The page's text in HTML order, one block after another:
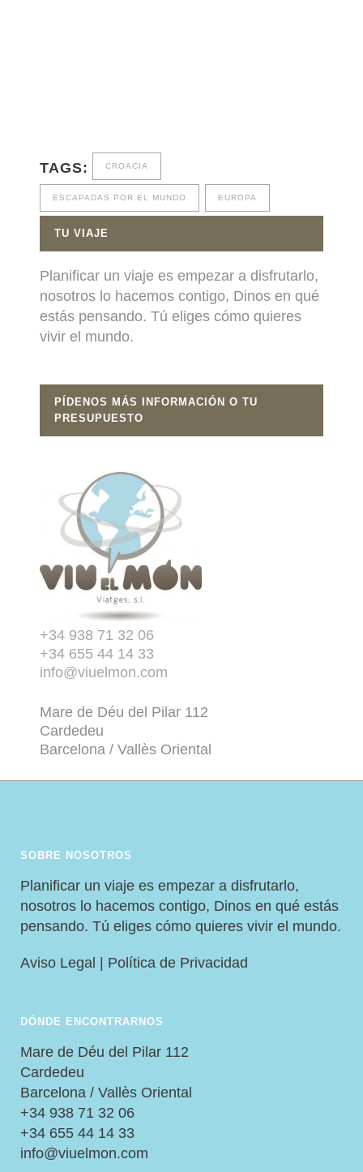
TAGS: CROACIA
ESCAPADAS POR EL MUNDO EUROPA
TU VIAJE
Planificar un viaje es empezar a disfrutarlo,
nosotros lo hacemos contigo, Dinos en qué
estás pensando. Tú eliges cómo quieres
vivir el mundo.
PÍDENOS MÁS INFORMACIÓN O TU
PRESUPUESTO
+34 938 71 32 06
+34 655 44 14 33
info@viuelmon.com
Mare de Déu del Pilar 112
Cardedeu
Barcelona / Vallès Oriental
SOBRE NOSOTROS
Planificar un viaje es empezar a disfrutarlo,
nosotros lo hacemos contigo, Dinos en qué estás
pensando. Tú eliges cómo quieres vivir el mundo.
Aviso Legal | Política de Privacidad
DÓNDE ENCONTRARNOS
Mare de Déu del Pilar 112
Cardedeu
Barcelona / Vallès Oriental
+34 938 71 32 06
+34 655 44 14 33
info@viuelmon.com